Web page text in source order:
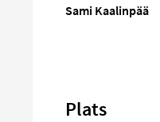
Sami Kaalinpää
Plats